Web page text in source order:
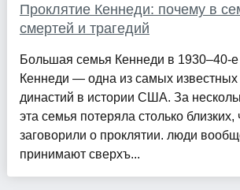
Проклятие Кеннеди: почему в
смертей и трагедий
Большая семья Кеннеди в 1930–40-
Кеннеди — одна из самых известных
династий в истории США. За
эта семья потеряла столько
заговорили о проклятии. люди
принимают сверхъ...